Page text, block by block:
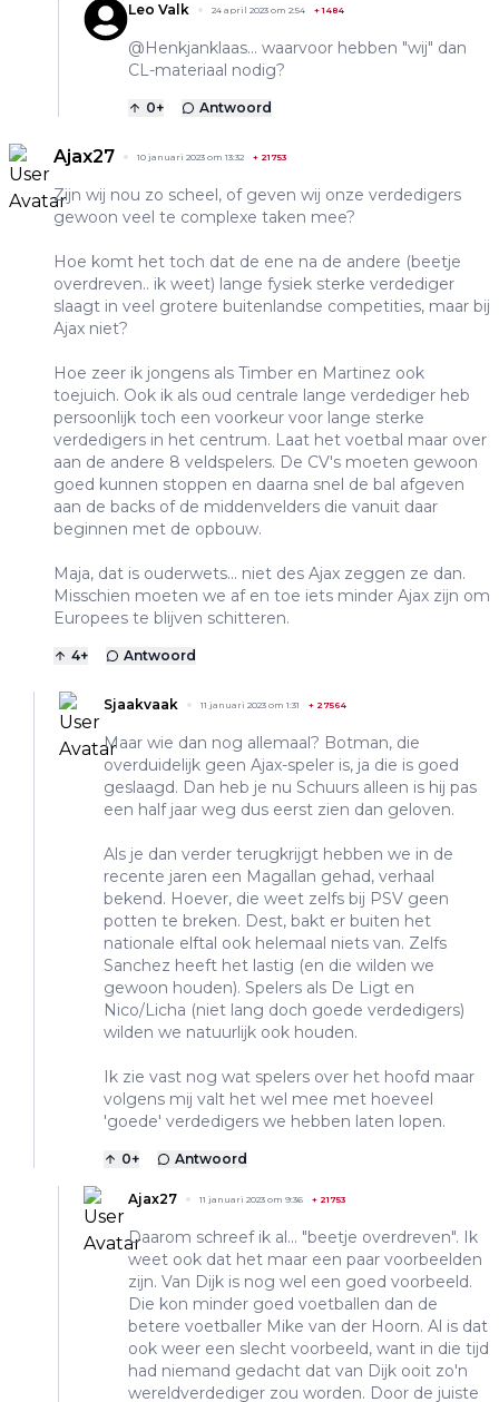
Leo Valk 24 april 2023 om 2:54 +1484
@Henkjanklaas... waarvoor hebben "wij" dan
CL-materiaal nodig?
0+ Antwoord
Ajax27 10 januari 2023 om 13:32 + 21753
Zijn wij nou zo scheel, of geven wij onze verdedigers
gewoon veel te complexe taken mee?
Hoe komt het toch dat de ene na de andere (beetje
overdreven.. ik weet) lange fysiek sterke verdediger
slaagt in veel grotere buitenlandse competities, maar bij
Ajax niet?
Hoe zeer ik jongens als Timber en Martinez ook
toejuich. Ook ik als oud centrale lange verdediger heb
persoonlijk toch een voorkeur voor lange sterke
verdedigers in het centrum. Laat het voetbal maar over
aan de andere 8 veldspelers. De CV's moeten gewoon
goed kunnen stoppen en daarna snel de bal afgeven
aan de backs of de middenvelders die vanuit daar
beginnen met de opbouw.
Maja, dat is ouderwets... niet des Ajax zeggen ze dan.
Misschien moeten we af en toe iets minder Ajax zijn om
Europees te blijven schitteren.
4+ Antwoord
Sjaakvaak 11 januari 2023 om 1:31 + 27564
Maar wie dan nog allemaal? Botman, die
overduidelijk geen Ajax-speler is, ja die is goed
geslaagd. Dan heb je nu Schuurs alleen is hij pas
een half jaar weg dus eerst zien dan geloven.
Als je dan verder terugkrijgt hebben we in de
recente jaren een Magallan gehad, verhaal
bekend. Hoever, die weet zelfs bij PSV geen
potten te breken. Dest, bakt er buiten het
nationale elftal ook helemaal niets van. Zelfs
Sanchez heeft het lastig (en die wilden we
gewoon houden). Spelers als De Ligt en
Nico/Licha (niet lang doch goede verdedigers)
wilden we natuurlijk ook houden.
Ik zie vast nog wat spelers over het hoofd maar
volgens mij valt het wel mee met hoeveel
'goede' verdedigers we hebben laten lopen.
0+ Antwoord
Ajax27 11 januari 2023 om 9:36 + 21753
Daarom schreef ik al... "beetje overdreven". Ik
weet ook dat het maar een paar voorbeelden
zijn. Van Dijk is nog wel een goed voorbeeld.
Die kon minder goed voetballen dan de
betere voetballer Mike van der Hoorn. Al is dat
ook weer een slecht voorbeeld, want in die tijd
had niemand gedacht dat van Dijk ooit zo'n
wereldverdediger zou worden. Door de juiste